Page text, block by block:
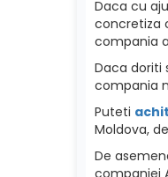
Daca cu
concretiza
compania
Daca doriti
compania
Puteti
Moldova,
De
companiei